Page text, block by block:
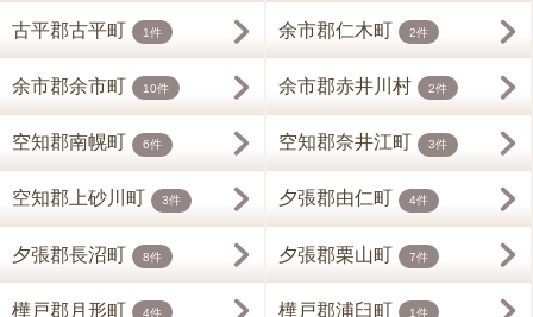
古平郡古平町 1件 余市郡仁木町 2件
余市郡余市町 10件 余市郡赤井川村 2件
空知郡南幌町 6件 空知郡奈井江町 3件
空知郡上砂川町 3件 夕張郡由仁町 4件
夕張郡長沼町 8件 夕張郡栗山町 7件
樺戸郡月形町 4件 樺戸郡浦臼町 1件